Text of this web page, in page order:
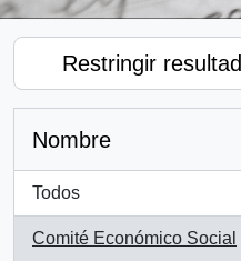
Restringir
Nombre
Todos
Comité Económico Social
, 1 resultados